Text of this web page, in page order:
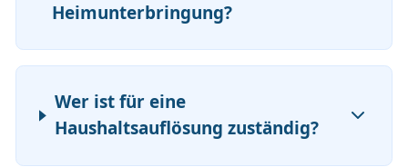
Heimunterbringung?
Wer ist für eine
Haushaltsauflösung zuständig?